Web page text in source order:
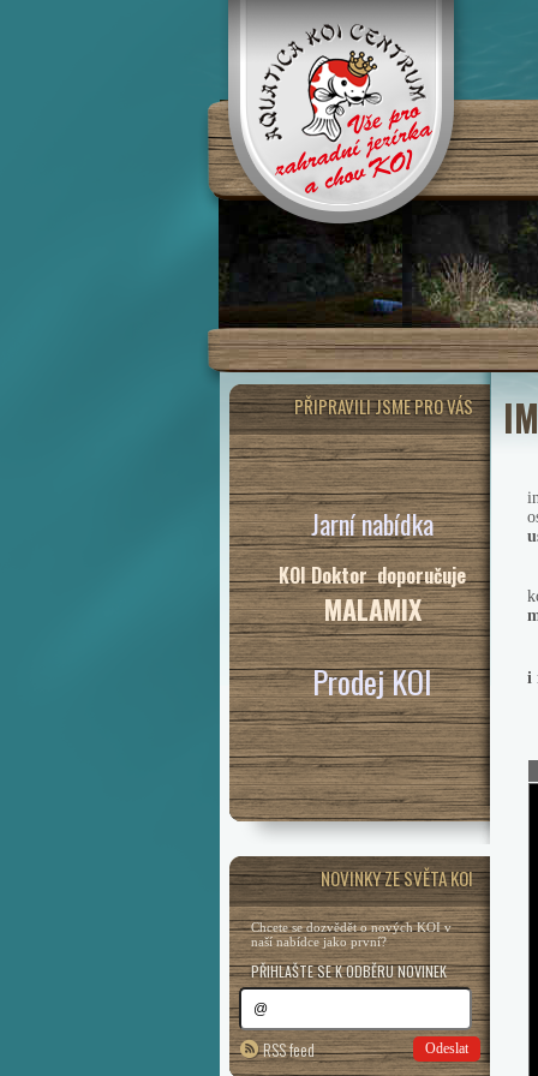
PŘIPRAVILI JSME PRO VÁS
Jarní nabídka
KOI Doktor doporučuje
MALAMIX
Prodej KOI
NOVINKY ZE SVĚTA KOI
Chcete se dozvědět o nových KOI v
naší nabídce jako první?
PŘIHLAŠTE SE K ODBĚRU NOVINEK
RSS feed Odeslat
i